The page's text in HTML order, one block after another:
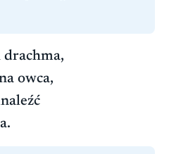
drachma,
owca,